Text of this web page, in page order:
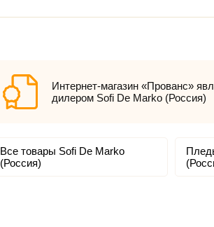
Интернет-магазин «Прованс»
дилером Sofi De Marko (Россия)
Все товары Sofi De Marko
(Россия)